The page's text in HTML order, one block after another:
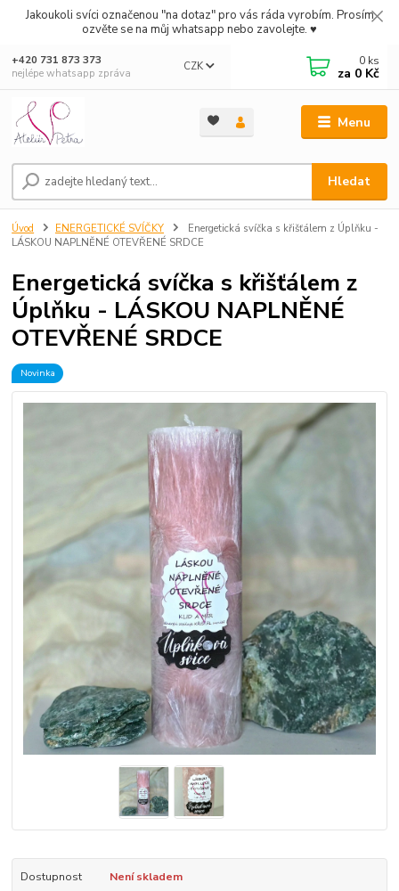
Jakoukoli svíci označenou "na dotaz" pro vás ráda vyrobím. Prosím
ozvěte se na můj whatsapp nebo zavolejte. ♥
Menu
CZK
Hledat
+420 731 873 373
nejlépe whatsapp zpráva
0 ks
za 0 Kč
Úvod ENERGETICKÉ SVÍČKY
Energetická svíčka s křišťálem z Úplňku -
LÁSKOU NAPLNĚNÉ OTEVŘENÉ SRDCE
Energetická svíčka s křišťálem z
Úplňku - LÁSKOU NAPLNĚNÉ
OTEVŘENÉ SRDCE
Novinka
Dostupnost
Není skladem